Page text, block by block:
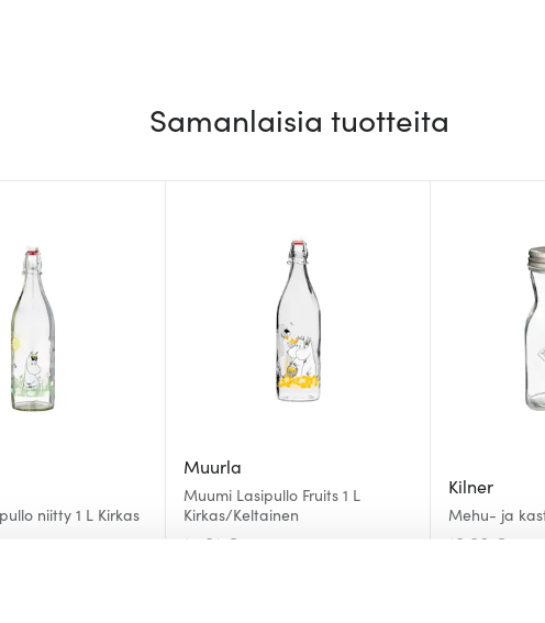
Samanlaisia tuotteita
niitty 1 L Kirkas
Muurla
Muumi Lasipullo Fruits 1 L
Kirkas/Keltainen
14.01 €
Kilner
Mehu- ja
10.00 €